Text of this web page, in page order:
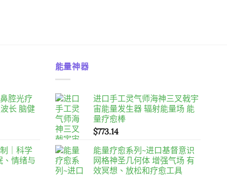
腔光疗
长 脑健
：
｜科学
、情绪与
能量神器
进口手工灵气师海神三叉戟宇
宙能量发生器 辐射能量场 能
量疗愈棒
$773.14
能量疗愈系列~进口基督意识
网格神圣几何体 增强气场 有
效冥想、放松和疗愈工具